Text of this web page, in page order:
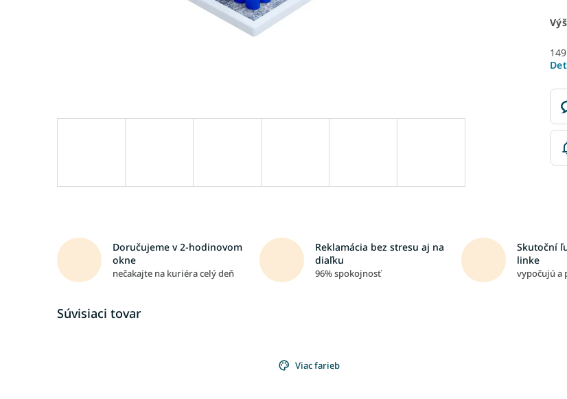
Doručujeme v 2-hodinovom
okne
nečakajte na kuriéra celý deň
Reklamácia bez stresu aj na
diaľku
96% spokojnosť
Skutoční
linke
vypočujú a
Súvisiaci tovar
Viac farieb